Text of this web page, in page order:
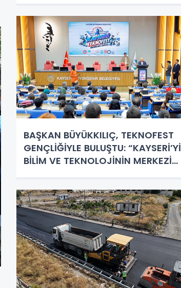
BAŞKAN BÜYÜKKILIÇ, TEKNOFEST
GENÇLİĞİYLE BULUŞTU: “KAYSERİ’Yİ
BİLİM VE TEKNOLOJİNİN MERKEZİ